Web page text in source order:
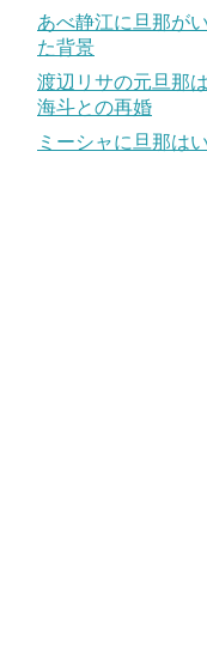
あべ静江に旦那が
た背景
渡辺リサの元旦那
海斗との再婚
ミーシャに旦那は